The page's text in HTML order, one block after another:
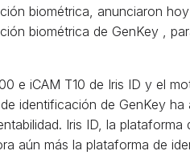
biométrica, anunciaron
biométrica de GenKey ,
e iCAM T10 de Iris ID y el
identificación de GenKey
Iris ID, la
aún más la plataforma de